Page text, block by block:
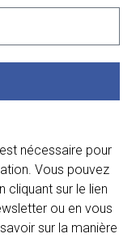
nécessaire pour
Vous pouvez
cliquant sur le lien
ou en vous
sur la manière